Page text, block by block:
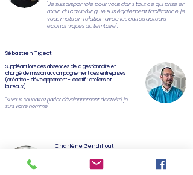
"Je suis disponible pour vous dans tout ce qui prise en
main du coworking. Je suis également facilitatrice, je
vous mets en relation avec les autres acteurs
économiques du territoire".
Sébastien Tigeot,
Suppléant lors des absences de la gestionnaire et
chargé de mission accompagnement des entreprises
(création - développement - locatif : ateliers et
bureaux)
"Si vous souhaitez parler développement d'activité, je
suis votre homme".
Charlène Gendillout
Stagiaire en BTS communication
(Gestion du site Internet - des réseaux sociaux)